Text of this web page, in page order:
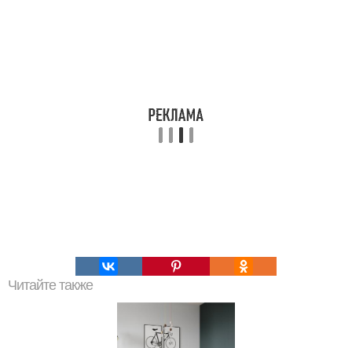
Читайте также